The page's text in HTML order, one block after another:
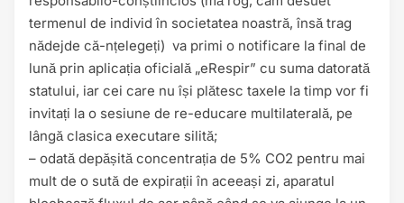
termenul de individ în societatea noastră, însă trag
nădejde că-nțelegeți) va primi o notificare la final de
lună prin aplicația oficială „eRespir” cu suma datorată
statului, iar cei care nu își plătesc taxele la timp vor fi
invitați la o sesiune de re-educare multilaterală, pe
lângă clasica executare silită;
– odată depășită concentrația de 5% CO2 pentru mai
mult de o sută de expirații în aceeași zi, aparatul